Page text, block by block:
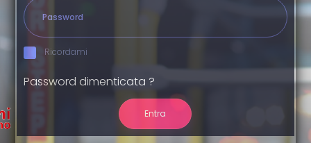
Ricordami
Password dimenticata ?
Entra